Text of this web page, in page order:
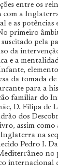
entre os
com a
e as potências
primeiro
pela
da
e a
da tomada
para a
familiar do
D. Filipa de
dos
assim como
na
Pedro I.
no
internacional